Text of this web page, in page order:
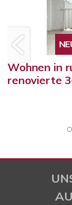
Wohnen in
renovierte